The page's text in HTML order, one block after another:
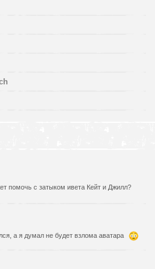
помочь с затыком ивета Кейт и Джилл?
а я думал не будет взлома аватара